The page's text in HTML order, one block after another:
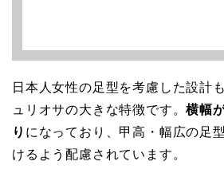
日本人女性の足型を考慮した設計
ュリオサの大きな特徴です。横幅
り になっており、甲高・幅広の足
けるよう配慮されています。